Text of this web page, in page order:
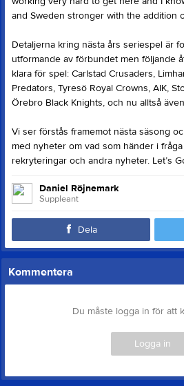
and Sweden stronger with the addition
Detaljerna kring nästa års seriespel är
utformande av förbundet men följande
klara för spel: Carlstad Crusaders,
Predators, Tyresö Royal Crowns, AIK,
Örebro Black Knights, och nu alltså
Vi ser förstås framemot nästa säsong
med nyheter om vad som händer i
rekryteringar och andra nyheter. Let’s
Daniel Röjnemark
Suppleant
Dela
Kommentera
Du måste logga in för att
Logga in